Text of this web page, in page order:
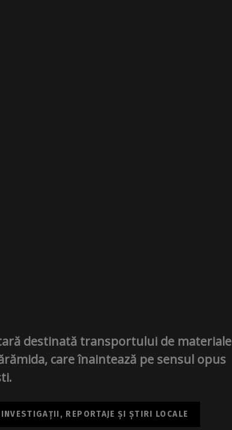
destinată transportului de materiale
care înaintează pe sensul opus
REPORTAJE ȘI ȘTIRI LOCALE